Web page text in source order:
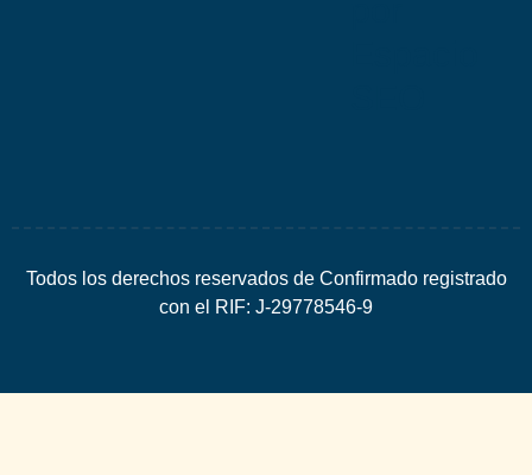
Todos los derechos reservados de Confirmado registrado
con el RIF: J-29778546-9